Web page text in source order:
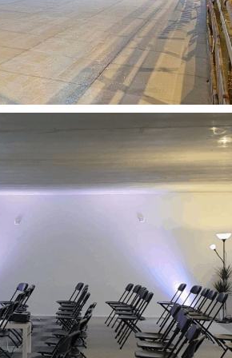
Noël Repas Tout